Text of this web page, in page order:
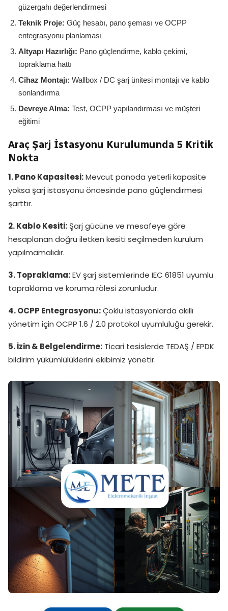
güzergahı değerlendirmesi
Teknik Proje: Güç hesabı, pano şeması ve OCPP
entegrasyonu planlaması
Altyapı Hazırlığı: Pano güçlendirme, kablo çekimi,
topraklama hattı
Cihaz Montajı: Wallbox / DC şarj ünitesi montajı ve kablo
sonlandırma
Devreye Alma: Test, OCPP yapılandırması ve müşteri
eğitimi
Araç Şarj İstasyonu Kurulumunda 5 Kritik
Nokta
1. Pano Kapasitesi:Mevcut panoda yeterli kapasite
yoksa şarj istasyonu öncesinde pano güçlendirmesi
şarttır.
2. Kablo Kesiti: Şarj gücüne ve mesafeye göre
hesaplanan doğru iletken kesiti seçilmeden kurulum
yapılmamalıdır.
3. Topraklama:EV şarj sistemlerinde IEC 61851 uyumlu
topraklama ve koruma rölesi zorunludur.
4. OCPP Entegrasyonu:Çoklu istasyonlarda akıllı
yönetim için OCPP 1.6 / 2.0 protokol uyumluluğu gerekir.
5. İzin & Belgelendirme: Ticari tesislerde TEDAŞ / EPDK
bildirim yükümlülüklerini ekibimiz yönetir.